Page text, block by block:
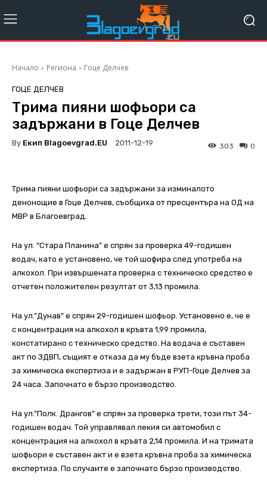
Начало Региона Гоце Делчев
ГОЦЕ ДЕЛЧЕВ
Трима пияни шофьори са
задържани в Гоце Делчев
By Екип Blagoevgrad.EU 2011-12-19 0
303
Трима пияни шофьори са задържани за изминалото
денонощие в Гоце Делчев, съобщиха от пресцентъра на ОД на
МВР в Благоевград.
На ул. “Стара Планина” е спрян за проверка 49-годишен
водач, като е установено, че той шофира след употреба на
алкохол. При извършената проверка с техническо средство е
отчетен положителен резултат от 3,13 промила.
На ул.”Дунав” е спрян 29-годишен шофьор. Установено е, че е
с концентрация на алкохол в кръвта 1,99 промила,
констатирано с техническо средство. На водача е съставен
акт по ЗДВП, същият е отказа да му бъде взета кръвна проба
за химическа експертиза и е задържан в РУП-Гоце Делчев за
24 часа. Започнато е бързо производство.
На ул.”Полк. Дрангов” е спрян за проверка трети, този път 34-
годишен водач. Той управлявал лекия си автомобил с
концентрация на алкохол в кръвта 2,14 промила. И на тримата
шофьори е съставен акт и е взета кръвна проба за химическа
експертиза. По случаите е започнато бързо производство.